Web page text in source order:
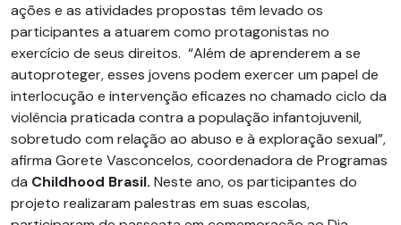
ações e as atividades propostas têm levado os
participantes a atuarem como protagonistas no
exercício de seus direitos. “Além de aprenderem a se
autoproteger, esses jovens podem exercer um papel de
interlocução e intervenção eficazes no chamado ciclo da
violência praticada contra a população infantojuvenil,
sobretudo com relação ao abuso e à exploração sexual”,
afirma Gorete Vasconcelos, coordenadora de Programas
da Childhood Brasil. Neste ano, os participantes do
projeto realizaram palestras em suas escolas,